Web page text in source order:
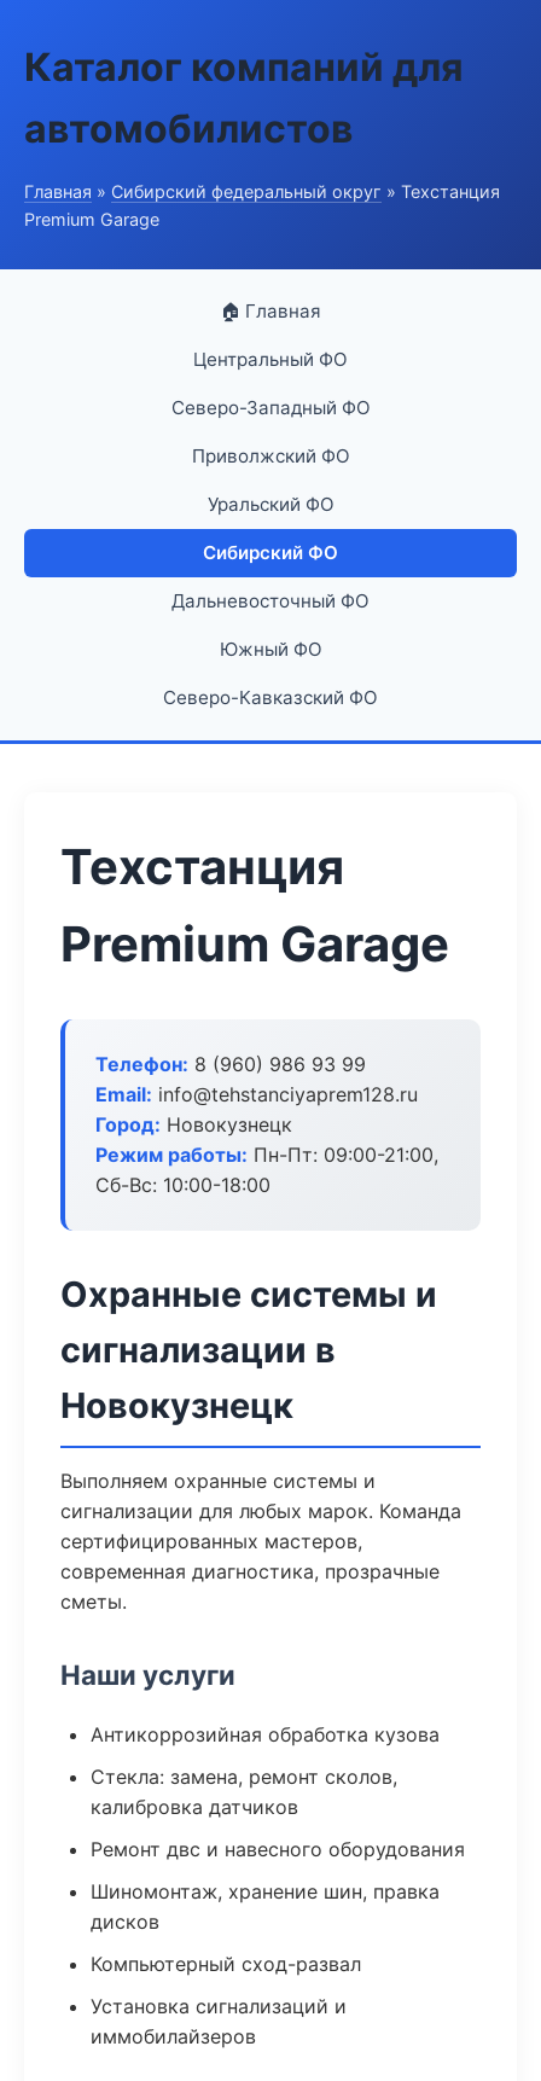
Каталог компаний для
автомобилистов
Главная » Сибирский федеральный округ » Техстанция
Premium Garage
🏠 Главная
Центральный ФО
Северо-Западный ФО
Приволжский ФО
Уральский ФО
Сибирский ФО
Дальневосточный ФО
Южный ФО
Северо-Кавказский ФО
Техстанция
Premium Garage
Телефон: 8 (960) 986 93 99
Email: info@tehstanciyaprem128.ru
Город: Новокузнецк
Режим работы: Пн-Пт: 09:00-21:00,
Сб-Вс: 10:00-18:00
Охранные системы и
сигнализации в
Новокузнецк
Выполняем охранные системы и
сигнализации для любых марок. Команда
сертифицированных мастеров,
современная диагностика, прозрачные
сметы.
Наши услуги
Антикоррозийная обработка кузова
Стекла: замена, ремонт сколов,
калибровка датчиков
Ремонт двс и навесного оборудования
Шиномонтаж, хранение шин, правка
дисков
Компьютерный сход-развал
Установка сигнализаций и
иммобилайзеров